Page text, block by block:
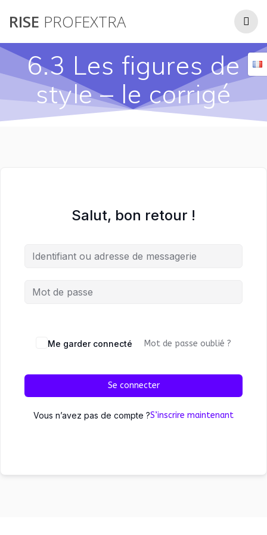
RISE PROFEXTRA
6.3 Les figures de
style – le corrigé
Salut, bon retour !
Me garder connecté Mot de passe oublié ?
Se connecter
Vous n’avez pas de compte ?S’inscrire maintenant